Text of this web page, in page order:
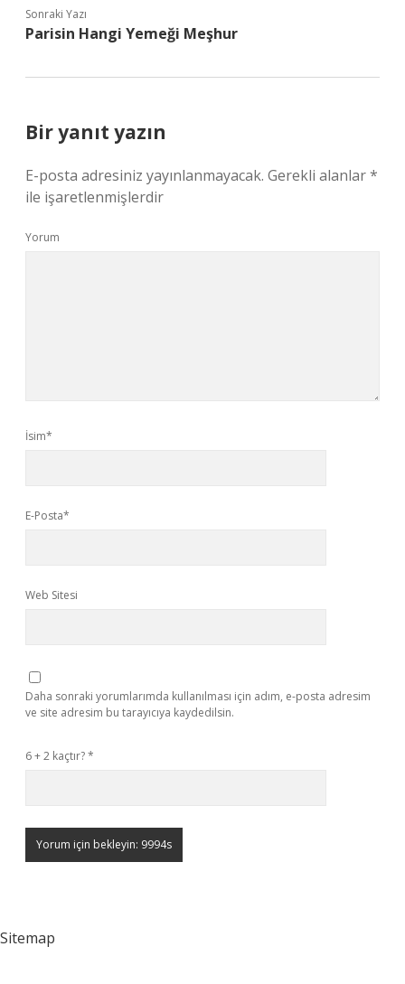
Sonraki Yazı
Parisin Hangi Yemeği Meşhur
Bir yanıt yazın
E-posta adresiniz yayınlanmayacak. Gerekli alanlar*
ile işaretlenmişlerdir
Yorum
İsim*
E-Posta*
Web Sitesi
Daha sonraki yorumlarımda kullanılması için adım, e-posta adresim
ve site adresim bu tarayıcıya kaydedilsin.
6 + 2 kaçtır?*
Sitemap